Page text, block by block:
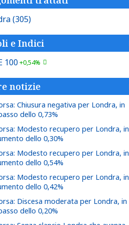
(305)
e Indici
100+0,54%
notizie
Chiusura negativa per Londra, in
dello 0,73%
Modesto recupero per Londra, in
dello 0,30%
Modesto recupero per Londra, in
dello 0,54%
Modesto recupero per Londra, in
dello 0,42%
Discesa moderata per Londra, in
dello 0,20%